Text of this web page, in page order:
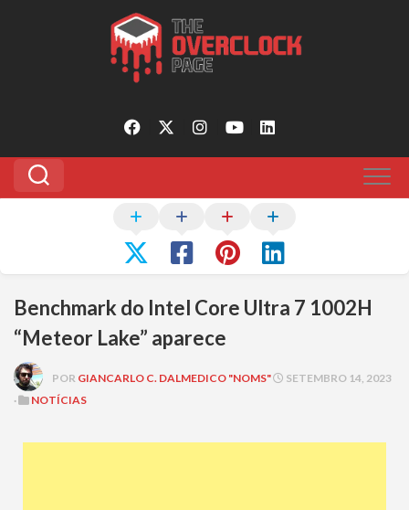
conteúdo
Benchmark do Intel Core Ultra 7 1002H
“Meteor Lake” aparece
POR GIANCARLO C. DALMEDICO "NOMS"
SETEMBRO 14, 2023
·
NOTÍCIAS